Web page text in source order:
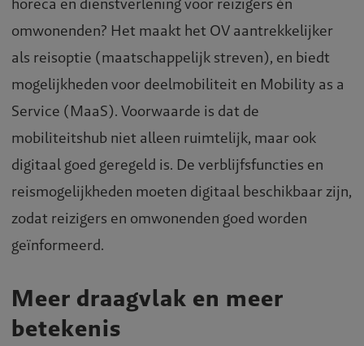
omwonenden? Het maakt het OV aantrekkelijker
als reisoptie (maatschappelijk streven), en biedt
mogelijkheden voor deelmobiliteit en Mobility as a
Service (MaaS). Voorwaarde is dat de
mobiliteitshub niet alleen ruimtelijk, maar ook
digitaal goed geregeld is. De verblijfsfuncties en
reismogelijkheden moeten digitaal beschikbaar zijn,
zodat reizigers en omwonenden goed worden
geïnformeerd.
Meer draagvlak en meer
betekenis